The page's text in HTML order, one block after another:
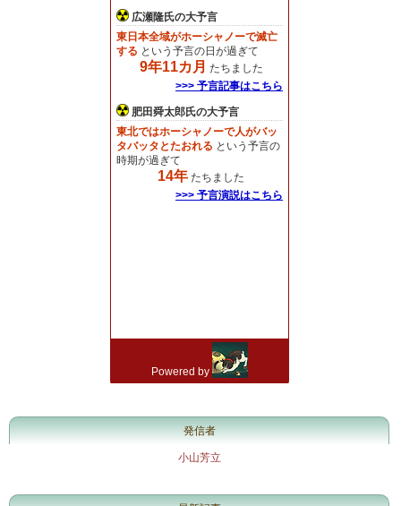
発信者
小山芳立